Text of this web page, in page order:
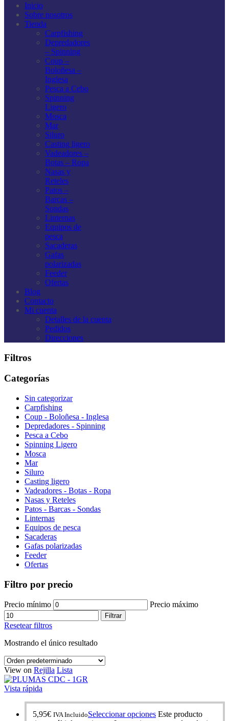
Inicio
Sobre nosotros
Tienda
Carpfishing
Depredadores
– Spinning
Coup –
Boloñesa –
Inglesa
Pesca a Cebo
Spinning
Ligero
Mosca
Mar
Siluro
Casting ligero
Vadeadores –
Botas – Ropa
Nasas y
Reteles
Patos –
Barcas –
Sondas
Linternas
Equipos de
pesca
Sacaderas
Gafas
polarizadas
Feeder
Ofertas
Blog
Contacto
Mi cuenta
Detalles de la cuenta
Pedidos
Direcciones
Filtros
Categorías
Sin categorizar
Carpfishing
Coup - Boloñesa - Inglesa
Depredadores - Spinning
Pesca a Cebo
Spinning Ligero
Mosca
Mar
Siluro
Casting ligero
Vadeadores - Botas - Ropa
Nasas y Reteles
Patos - Barcas - Sondas
Linternas
Equipos de pesca
Sacaderas
Gafas polarizadas
Feeder
Ofertas
Filtro por precio
Precio mínimo Precio máximo
Filtrar
Resetear filtros
Mostrando el único resultado
View on Rejilla Lista
Vista rápida
5,95€ IVA IncluidoSeleccionar opciones Este producto